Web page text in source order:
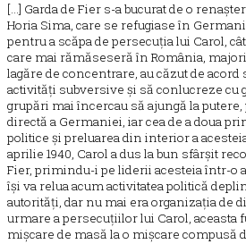
[...] Garda de Fier s-a bucurat de o
Horia Sima, care se refugiase în
pentru a scăpa de persecuția lui Carol,
care mai rămăseseră în România,
lagăre de concentrare, au căzut de
activități subversive și să conlucreze cu
grupări mai încercau să ajungă la
directă a Germaniei, iar cea de a doua
politice și preluarea din interior a
aprilie 1940, Carol a dus la bun sfârșit
Fier, primindu-i pe liderii acesteia într-o
își va relua acum activitatea politică
autorități, dar nu mai era organizația de
urmare a persecuțiilor lui Carol, aceasta
mișcare de masă la o mișcare compusă